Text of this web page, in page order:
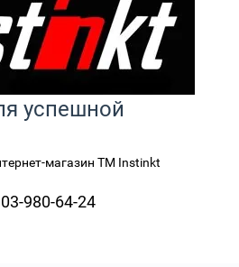
успешной
магазин TM Instinkt
980-64-24